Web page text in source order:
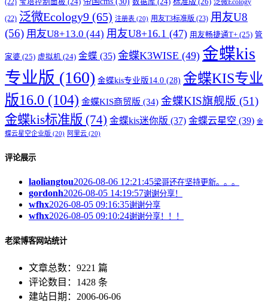
(22) 宝塔控制面板 (24) 数据库 (24) 泛微Ecology
(22) 泛微Ecology9 (65) 注册表 (20) 用友T3标准版 (23) 用友U8
(56) 用友U8+13.0 (44) 用友U8+16.1 (47) 用友畅捷通T+ (25) 管
家婆 (25) 虚拟机 (24) 金蝶 (35) 金蝶K3WISE (49) 金蝶kis
专业版 (160) 金蝶kis专业版14.0 (28) 金蝶KIS专业
版16.0 (104) 金蝶KIS商贸版 (34) 金蝶KIS旗舰版 (51)
金蝶kis标准版 (74) 金蝶kis迷你版 (37) 金蝶云星空 (39) 金
蝶云星空企业版 (20) 阿里云 (20)
评论展示
laoliangtou2026-08-06 12:21:45梁哥还在坚持更新。。。
gordonh2026-08-05 14:19:57谢谢分享！
wfhx2026-08-05 09:16:35谢谢分享
wfhx2026-08-05 09:10:24谢谢分享！！！
老梁博客网站统计
文章总数：9221 篇
评论数目：1428 条
建站日期：2006-06-06